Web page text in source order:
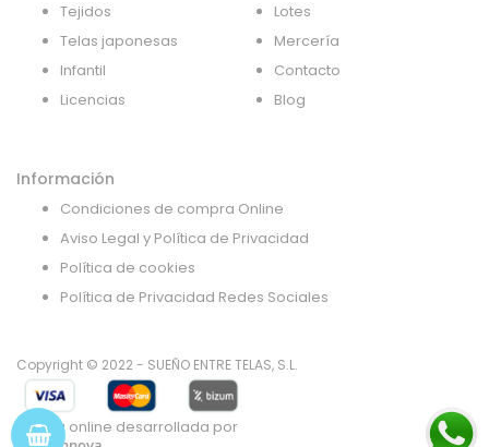
Tejidos
Telas japonesas
Infantil
Licencias
Lotes
Mercería
Contacto
Blog
Información
Condiciones de compra Online
Aviso Legal y Política de Privacidad
Política de cookies
Política de Privacidad Redes Sociales
Copyright © 2022 - SUEÑO ENTRE TELAS, S.L.
Tienda online desarrollada por